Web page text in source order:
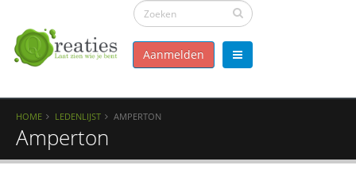
Aanmelden
HOME LEDENLIJST AMPERTON
Amperton